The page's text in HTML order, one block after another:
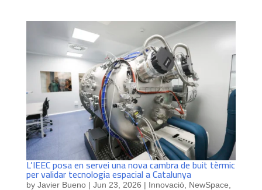
L’IEEC posa en servei una nova cambra de buit tèrmic
per validar tecnologia espacial a Catalunya
by Javier Bueno| Jun 23, 2026 | Innovació, NewSpace